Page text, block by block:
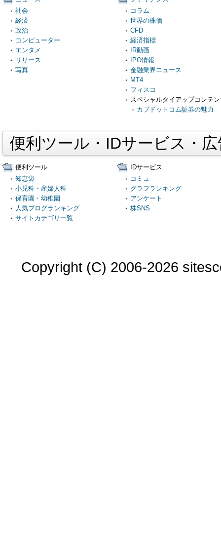
社会
経済
政治
コンピューター
エンタメ
リリース
写真
コラム
世界の株価
CFD
経済指標
IR動画
IPO情報
金融業界ニュース
MT4
フィスコ
スペシャルタイアップコンテ
カブドットコム証券の魅力
便利ツール・IDサービス・
便利ツール
知恵袋
小児科・産婦人科
保育園・幼稚園
人気ブログランキング
サイトカテゴリ一覧
IDサービス
コミュ
グラフランキング
アンケート
株SNS
Copyright (C) 2006-2026